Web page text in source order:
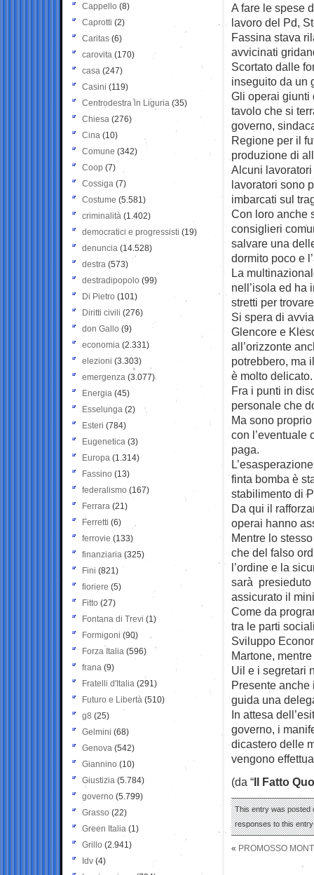
A fare le spese
lavoro del Pd,
Fassina stava
avvicinati
Scortato dalle
inseguito da un
Gli operai giunti
tavolo che si
governo,
Regione per il
produzione di
Alcuni
lavoratori sono
imbarcati sul
Con loro anche
consiglieri
salvare una
dormito poco e
La
nell’isola ed ha
stretti per
Si spera di
Glencore e
all’orizzonte
potrebbero, ma
è molto delicato.
Fra i punti in
personale che
Ma sono
con l’eventuale
paga.
finta bomba è
stabilimento di
Da qui il
operai hanno
Mentre lo
che del falso
l’ordine e la
sarà presieduto
assicurato il
Come da
tra le parti
Sviluppo
Martone,
Uil e i segretari
Presente
guida una
In attesa
governo, i
dicastero delle
vengono
(da “Il Fatto
This entry was posted
responses to this
« PROMOSSO
Cappello (8)
Caprotti (2)
Caritas (6)
carovita (170)
casa (247)
Casini (119)
Centrodestra in Liguria (35)
Chiesa (276)
Cina (10)
Comune (342)
Coop (7)
Cossiga (7)
Costume (5.581)
criminalità (1.402)
democratici e progressisti (19)
denuncia (14.528)
destra (573)
destradipopolo (99)
Di Pietro (101)
Diritti civili (276)
don Gallo (9)
economia (2.331)
elezioni (3.303)
emergenza (3.077)
Energia (45)
Esselunga (2)
Esteri (784)
Eugenetica (3)
Europa (1.314)
Fassino (13)
federalismo (167)
Ferrara (21)
Ferretti (6)
ferrovie (133)
finanziaria (325)
Fini (821)
fioriere (5)
Fitto (27)
Fontana di Trevi (1)
Formigoni (90)
Forza Italia (596)
frana (9)
Fratelli d'Italia (291)
Futuro e Libertà (510)
g8 (25)
Gelmini (68)
Genova (542)
Giannino (10)
Giustizia (5.784)
governo (5.799)
Grasso (22)
Green Italia (1)
Grillo (2.941)
Idv (4)